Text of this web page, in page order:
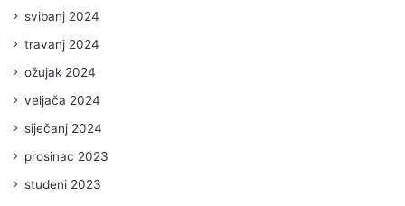
svibanj 2024
travanj 2024
ožujak 2024
veljača 2024
siječanj 2024
prosinac 2023
studeni 2023